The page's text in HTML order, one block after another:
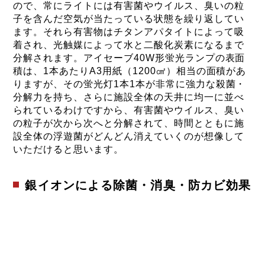
ので、常にライトには有害菌やウイルス、臭いの粒
子を含んだ空気が当たっている状態を繰り返してい
ます。それら有害物はチタンアパタイトによって吸
着され、光触媒によって水と二酸化炭素になるまで
分解されます。アイセーブ40W形蛍光ランプの表面
積は、1本あたりA3用紙（1200㎠）相当の面積があ
りますが、その蛍光灯1本1本が非常に強力な殺菌・
分解力を持ち、さらに施設全体の天井に均一に並べ
られているわけですから、有害菌やウイルス、臭い
の粒子が次から次へと分解されて、時間とともに施
設全体の浮遊菌がどんどん消えていくのが想像して
いただけると思います。
銀イオンによる除菌・消臭・防カビ効果